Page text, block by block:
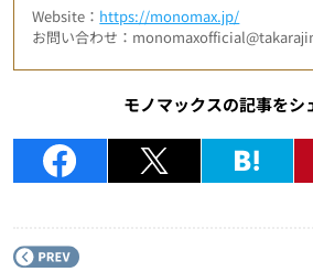
Website： https://monomax.jp/
お問い合わせ：
モノマックスの記事をシ